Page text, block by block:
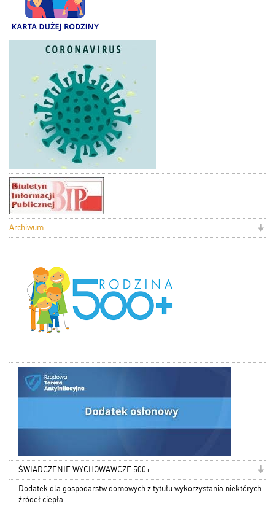
Archiwum
ŚWIADCZENIE WYCHOWAWCZE 500+
Dodatek dla gospodarstw domowych z tytułu wykorzystania niektórych
źródeł ciepła